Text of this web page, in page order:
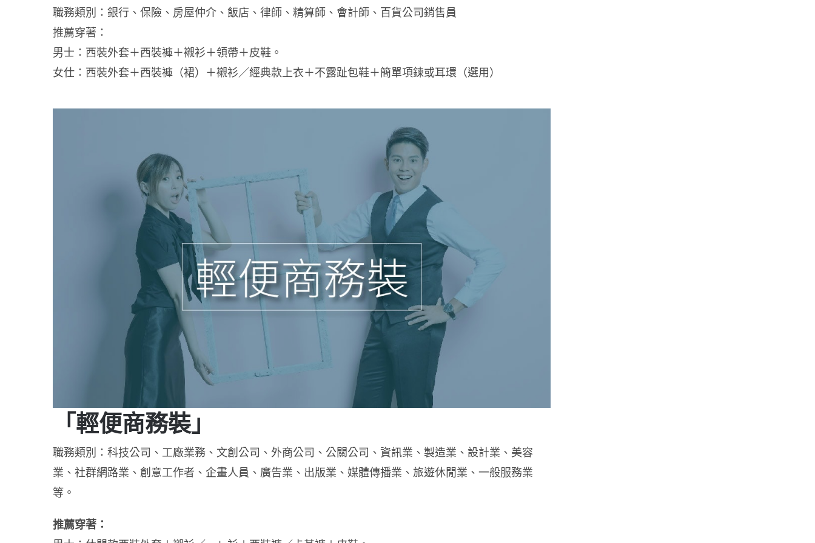
職務類別：銀行、保險、房屋仲介、飯店、律師、精算師、會計師、百貨公司銷售員
推薦穿著：
男士：西裝外套＋西裝褲＋襯衫＋領帶＋皮鞋。
女仕：西裝外套＋西裝褲（裙）＋襯衫／經典款上衣＋不露趾包鞋＋簡單項鍊或耳環（選用）
「輕便商務裝」
職務類別：科技公司、工廠業務、文創公司、外商公司、公關公司、資訊業、製造業、設計業、美容
業、社群網路業、創意工作者、企畫人員、廣告業、出版業、媒體傳播業、旅遊休閒業、一般服務業
等。
推薦穿著：